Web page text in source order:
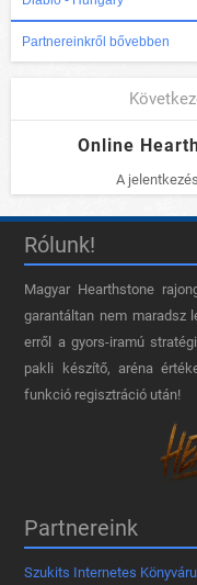
Partnereinkről bővebben
Online
A
Rólunk!
Magyar Hearthstone​
garantáltan nem maradsz
erről a gyors-iramú
pakli készítő, aréna
funkció regisztráció után!
Partnereink
Szukits Internetes